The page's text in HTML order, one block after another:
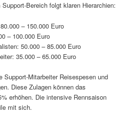
Bereich folgt klaren Hierarchien:
– 150.000 Euro
– 100.000 Euro
50.000 – 85.000 Euro
35.000 – 65.000 Euro
Support-Mitarbeiter Reisespesen und
Diese Zulagen können das
erhöhen. Die intensive Rennsaison
mit sich.